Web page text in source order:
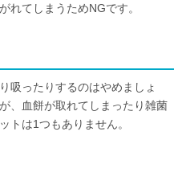
れてしまうためNGです。
吸ったりするのはやめましょ
、血餅が取れてしまったり雑菌
トは1つもありません。